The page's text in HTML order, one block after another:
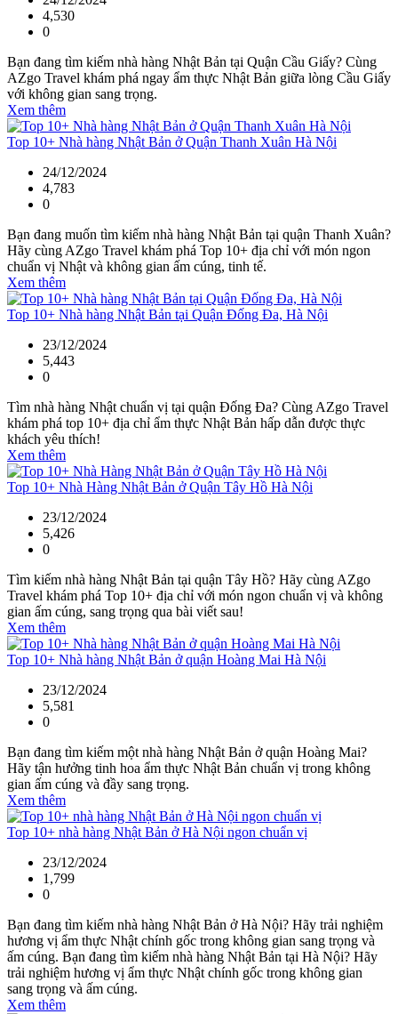
4,530
0
Bạn đang tìm kiếm nhà hàng Nhật Bản tại Quận Cầu Giấy? Cùng
AZgo Travel khám phá ngay ẩm thực Nhật Bản giữa lòng Cầu Giấy
với không gian sang trọng.
Xem thêm
Top 10+ Nhà hàng Nhật Bản ở Quận Thanh Xuân Hà Nội
24/12/2024
4,783
0
Bạn đang muốn tìm kiếm nhà hàng Nhật Bản tại quận Thanh Xuân?
Hãy cùng AZgo Travel khám phá Top 10+ địa chỉ với món ngon
chuẩn vị Nhật và không gian ấm cúng, tinh tế.
Xem thêm
Top 10+ Nhà hàng Nhật Bản tại Quận Đống Đa, Hà Nội
23/12/2024
5,443
0
Tìm nhà hàng Nhật chuẩn vị tại quận Đống Đa? Cùng AZgo Travel
khám phá top 10+ địa chỉ ẩm thực Nhật Bản hấp dẫn được thực
khách yêu thích!
Xem thêm
Top 10+ Nhà Hàng Nhật Bản ở Quận Tây Hồ Hà Nội
23/12/2024
5,426
0
Tìm kiếm nhà hàng Nhật Bản tại quận Tây Hồ? Hãy cùng AZgo
Travel khám phá Top 10+ địa chỉ với món ngon chuẩn vị và không
gian ấm cúng, sang trọng qua bài viết sau!
Xem thêm
Top 10+ Nhà hàng Nhật Bản ở quận Hoàng Mai Hà Nội
23/12/2024
5,581
0
Bạn đang tìm kiếm một nhà hàng Nhật Bản ở quận Hoàng Mai?
Hãy tận hưởng tinh hoa ẩm thực Nhật Bản chuẩn vị trong không
gian ấm cúng và đầy sang trọng.
Xem thêm
Top 10+ nhà hàng Nhật Bản ở Hà Nội ngon chuẩn vị
23/12/2024
1,799
0
Bạn đang tìm kiếm nhà hàng Nhật Bản ở Hà Nội? Hãy trải nghiệm
hương vị ẩm thực Nhật chính gốc trong không gian sang trọng và
ấm cúng. Bạn đang tìm kiếm nhà hàng Nhật Bản tại Hà Nội? Hãy
trải nghiệm hương vị ẩm thực Nhật chính gốc trong không gian
sang trọng và ấm cúng.
Xem thêm